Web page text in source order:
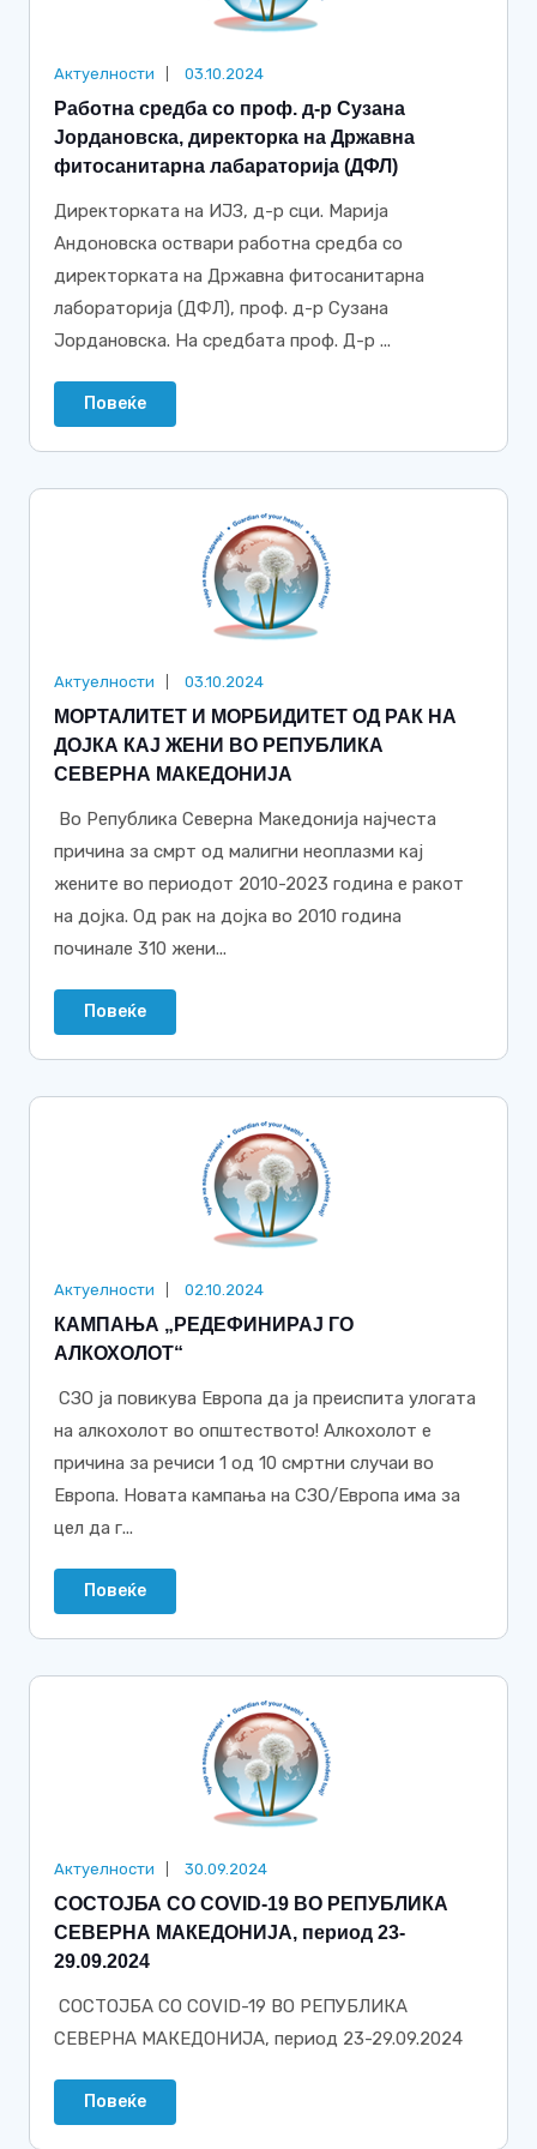
Актуелности 03.10.2024
Работна средба со проф. д-р Сузана
Јордановска, директорка на Државна
фитосанитарна лабараторија (ДФЛ)
Директорката на ИЈЗ, д-р сци. Марија
Андоновска оствари работна средбa со
директорката на Државна фитосанитарна
лабораторија (ДФЛ), проф. д-р Сузана
Јордановска. На средбата проф. Д-р ...
Повеќе
Актуелности 03.10.2024
МОРТАЛИТЕТ И МОРБИДИТЕТ ОД РАК НА
ДОЈКА КАЈ ЖЕНИ ВО РЕПУБЛИКА
СЕВЕРНА МАКЕДОНИЈА
Во Република Северна Македонија најчеста
причина за смрт од малигни неоплазми кај
жените во периодот 2010-2023 година е ракот
на дојка. Од рак на дојка во 2010 година
починале 310 жени...
Повеќе
Актуелности 02.10.2024
КАМПАЊА „РЕДЕФИНИРАЈ ГО
АЛКОХОЛОТ“
СЗО ја повикува Европа да ја преиспита улогата
на алкохолот во општеството! Алкохолот е
причина за речиси 1 од 10 смртни случаи во
Европа. Новата кампања на СЗО/Европа има за
цел да г...
Повеќе
Актуелности 30.09.2024
СОСТОЈБА СО COVID-19 ВО РЕПУБЛИКА
СЕВЕРНА МАКЕДОНИЈА, период 23-
29.09.2024
СОСТОЈБА СО COVID-19 ВО РЕПУБЛИКА
СЕВЕРНА МАКЕДОНИЈА, период 23-29.09.2024
Повеќе